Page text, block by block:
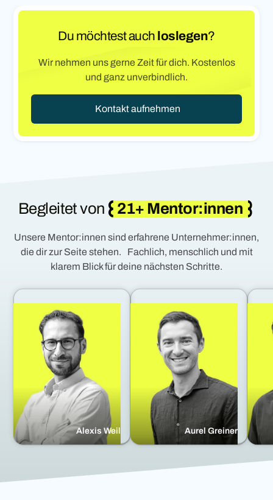
Du möchtest auch loslegen?
Wir nehmen uns gerne Zeit für dich. Kostenlos
und ganz unverbindlich.
Kontakt aufnehmen
Begleitet von 21+ Mentor:innen
Unsere Mentor:innen sind erfahrene Unternehmer:innen,
die dir zur Seite stehen. Fachlich, menschlich und mit
klarem Blick für deine nächsten Schritte.
Alexis Weil Aurel Greiner